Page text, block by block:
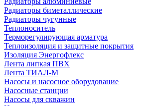
Радиаторы биметаллические
Радиаторы чугунные
Теплоноситель
Терморегулирующая арматура
Теплоизоляция и защитные покрытия
Изоляция Энергофлекс
Лента липкая ПВХ
Лента ТИАЛ-М
Насосы и насосное оборудование
Насосные станции
Насосы для скважин